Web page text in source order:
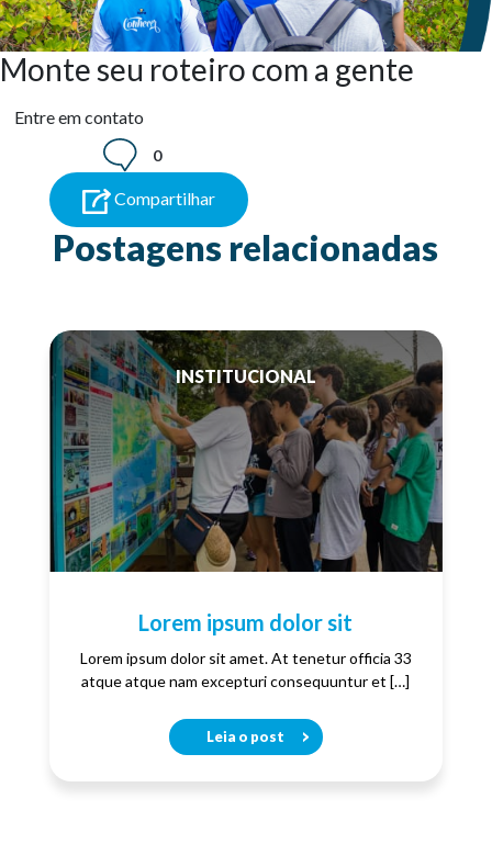
Monte seu roteiro com a gente
Entre em contato
0
Compartilhar
Postagens relacionadas
INSTITUCIONAL
Lorem ipsum dolor sit
Lorem ipsum dolor sit amet. At tenetur officia 33
atque atque nam excepturi consequuntur et […]
Leia o post